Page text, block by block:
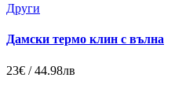
Други
Дамски термо клин с вълна
23€ / 44.98лв